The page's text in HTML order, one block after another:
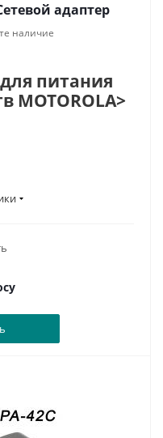
адаптер
наличие
питания
MOTOROLA>